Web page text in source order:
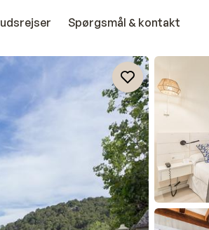
Spørgsmål & kontakt